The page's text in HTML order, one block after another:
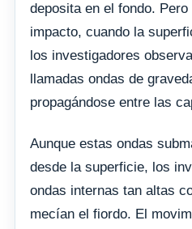
deposita en el fondo. Pero
impacto, cuando la
los investigadores
llamadas ondas de
propagándose entre las
Aunque estas ondas
desde la superficie, los
ondas internas tan altas
mecían el fiordo. El